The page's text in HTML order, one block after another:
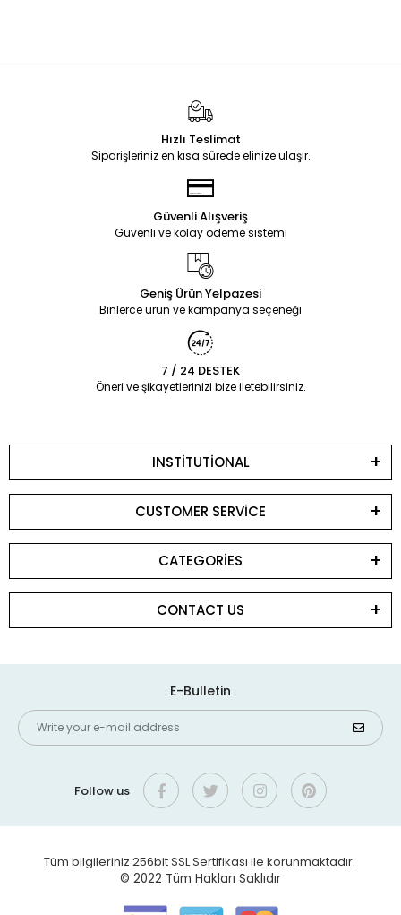
Hızlı Teslimat
Siparişleriniz en kısa sürede elinize ulaşır.
Güvenli Alışveriş
Güvenli ve kolay ödeme sistemi
Geniş Ürün Yelpazesi
Binlerce ürün ve kampanya seçeneği
7 / 24 DESTEK
Öneri ve şikayetlerinizi bize iletebilirsiniz.
INSTİTUTİONAL
CUSTOMER SERVİCE
CATEGORİES
CONTACT US
E-Bulletin
Follow us
Tüm bilgileriniz 256bit SSL Sertifikası ile korunmaktadır.
© 2022 Tüm Hakları Saklıdır